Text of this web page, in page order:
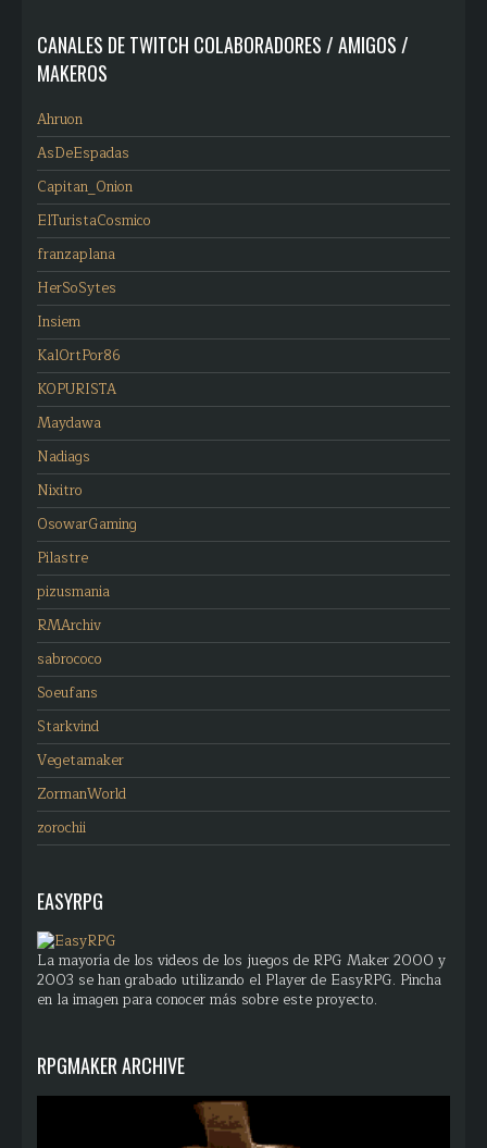
CANALES DE TWITCH COLABORADORES / AMIGOS /
MAKEROS
Ahruon
AsDeEspadas
Capitan_Onion
ElTuristaCosmico
franzaplana
HerSoSytes
Insiem
KalOrtPor86
KOPURISTA
Maydawa
Nadiags
Nixitro
OsowarGaming
Pilastre
pizusmania
RMArchiv
sabrococo
Soeufans
Starkvind
Vegetamaker
ZormanWorld
zorochii
EASYRPG
La mayoría de los videos de los juegos de RPG Maker 2000 y
2003 se han grabado utilizando el Player de EasyRPG. Pincha
en la imagen para conocer más sobre este proyecto.
RPGMAKER ARCHIVE